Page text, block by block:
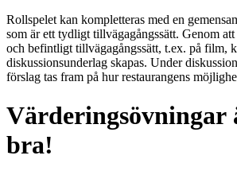
Rollspelet kan kompletteras med en
som är ett tydligt tillvä­gagångssätt. Genom
och befintligt tillvägagångssätt, t.ex. på film,
diskussionsunderlag skapas. Under
förslag tas fram på hur restaurangens
Värderingsövningar
bra!